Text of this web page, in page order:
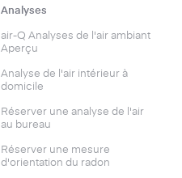
Analyses
air-Q Analyses de l'air ambiant
Aperçu
Analyse de l'air intérieur à
domicile
Réserver une analyse de l'air
au bureau
Réserver une mesure
d'orientation du radon